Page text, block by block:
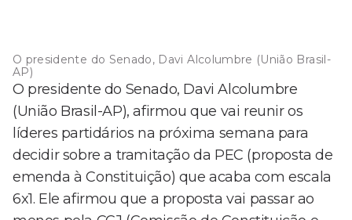
O presidente do Senado, Davi Alcolumbre (União Brasil-
AP)
O presidente do Senado, Davi Alcolumbre
(União Brasil-AP), afirmou que vai reunir os
líderes partidários na próxima semana para
decidir sobre a tramitação da PEC (proposta de
emenda à Constituição) que acaba com escala
6x1. Ele afirmou que a proposta vai passar ao